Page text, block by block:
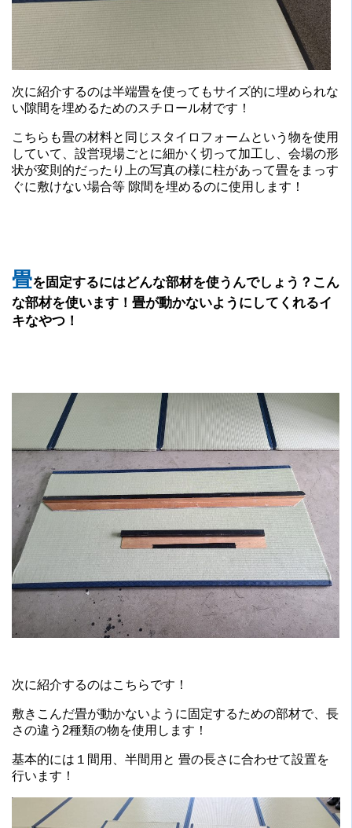
次に紹介するのは半端畳を使ってもサイズ的に埋められな
い隙間を埋めるためのスチロール材です！
こちらも畳の材料と同じスタイロフォームという物を使用
していて、設営現場ごとに細かく切って加工し、会場の形
状が変則的だったり上の写真の様に柱があって畳をまっす
ぐに敷けない場合等 隙間を埋めるのに使用します！
畳を固定するにはどんな部材を使うんでしょう？こん
な部材を使います！ 畳が動かないようにしてくれるイ
キなやつ！
次に紹介するのはこちらです！
敷きこんだ畳が動かないように固定するための部材で、長
さの違う2種類の物を使用します！
基本的には１間用、半間用と 畳の長さに合わせて設置を
行います！